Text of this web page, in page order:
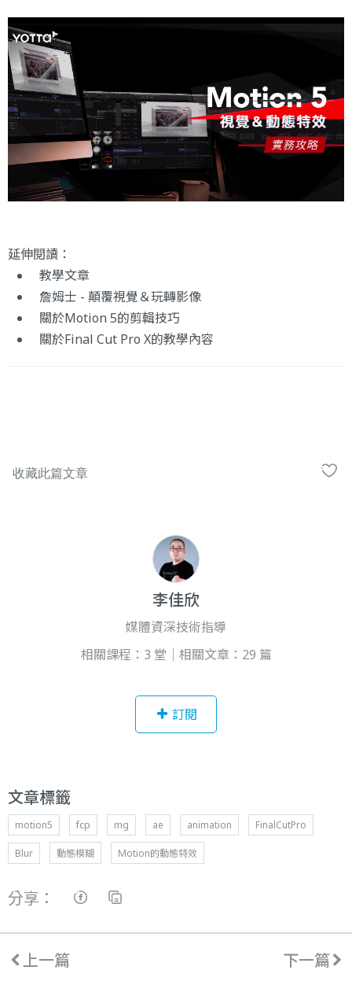
延伸閱讀：
教學文章
詹姆士 - 顛覆視覺＆玩轉影像
關於Motion 5的剪輯技巧
關於Final Cut Pro X的教學內容
李佳欣
媒體資深技術指導
相關課程：3 堂｜相關文章：29 篇
訂閱
文章標籤
motion5 fcp mg ae animation FinalCutPro
Blur 動態模糊 Motion的動態特效
分享：
上一篇
下一篇